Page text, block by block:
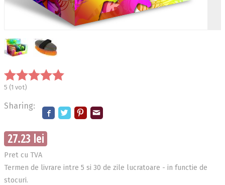
5 (1 vot)
Sharing:
27.23 lei
Pret cu TVA
Termen de livrare intre 5 si 30 de zile lucratoare - in functie de
stocuri.